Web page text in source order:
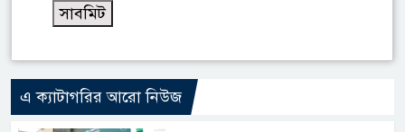
এ ক্যাটাগরির আরো নিউজ